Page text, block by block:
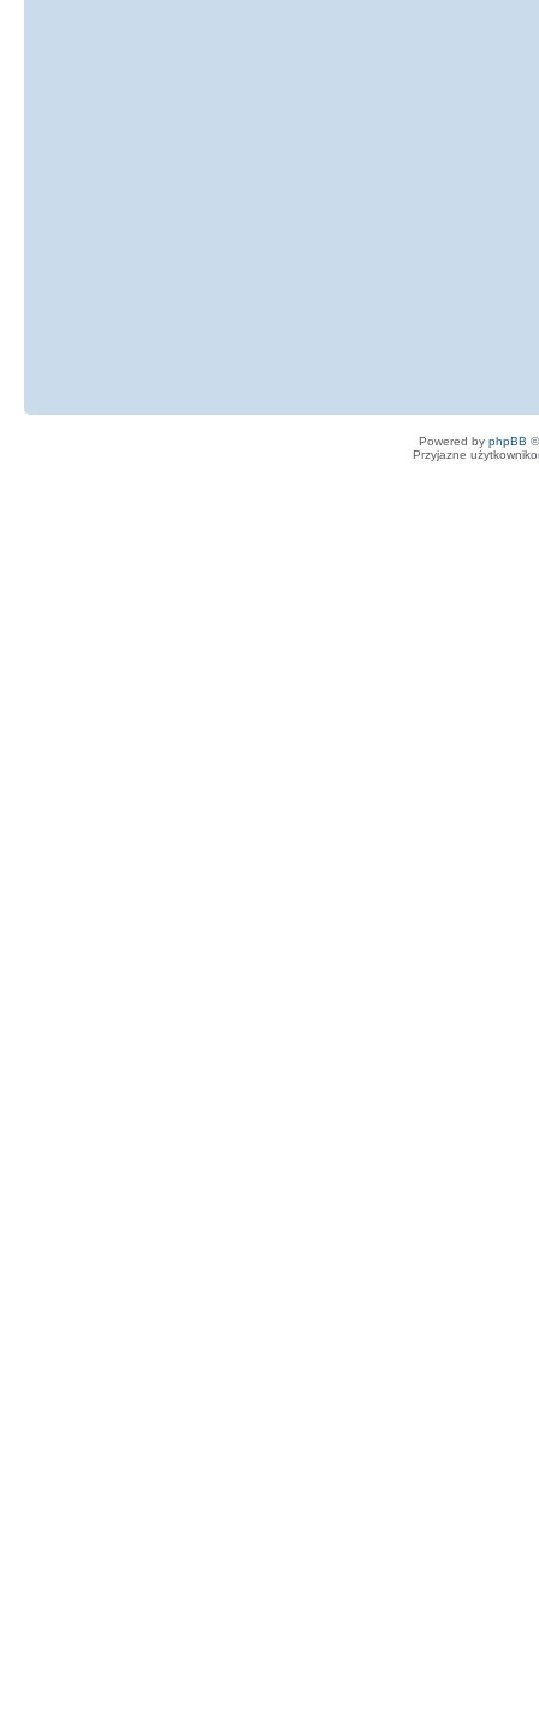
Powered by phpBB
Przyjazne